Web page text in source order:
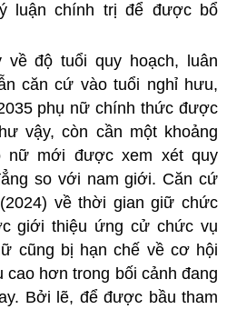
luận chính trị để được bổ
về độ tuổi quy hoạch, luân
căn cứ vào tuổi nghỉ hưu,
phụ nữ chính thức được
vậy, còn cần một khoảng
nữ mới được xem xét quy
so với nam giới. Căn cứ
về thời gian giữ chức
giới thiệu ứng cử chức vụ
cũng bị hạn chế về cơ hội
hơn trong bối cảnh đang
Bởi lẽ, để được bầu tham